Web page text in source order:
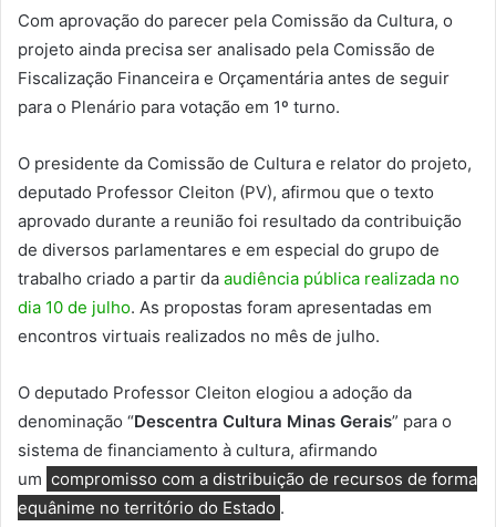
Com aprovação do parecer pela Comissão da Cultura, o
projeto ainda precisa ser analisado pela Comissão de
Fiscalização Financeira e Orçamentária antes de seguir
para o Plenário para votação em 1º turno.
O presidente da Comissão de Cultura e relator do projeto,
deputado Professor Cleiton (PV), afirmou que o texto
aprovado durante a reunião foi resultado da contribuição
de diversos parlamentares e em especial do grupo de
trabalho criado a partir da audiência pública realizada no
dia 10 de julho. As propostas foram apresentadas em
encontros virtuais realizados no mês de julho.
O deputado Professor Cleiton elogiou a adoção da
denominação “Descentra Cultura Minas Gerais” para o
sistema de financiamento à cultura, afirmando
um compromisso com a distribuição de recursos de forma
equânime no território do Estado .